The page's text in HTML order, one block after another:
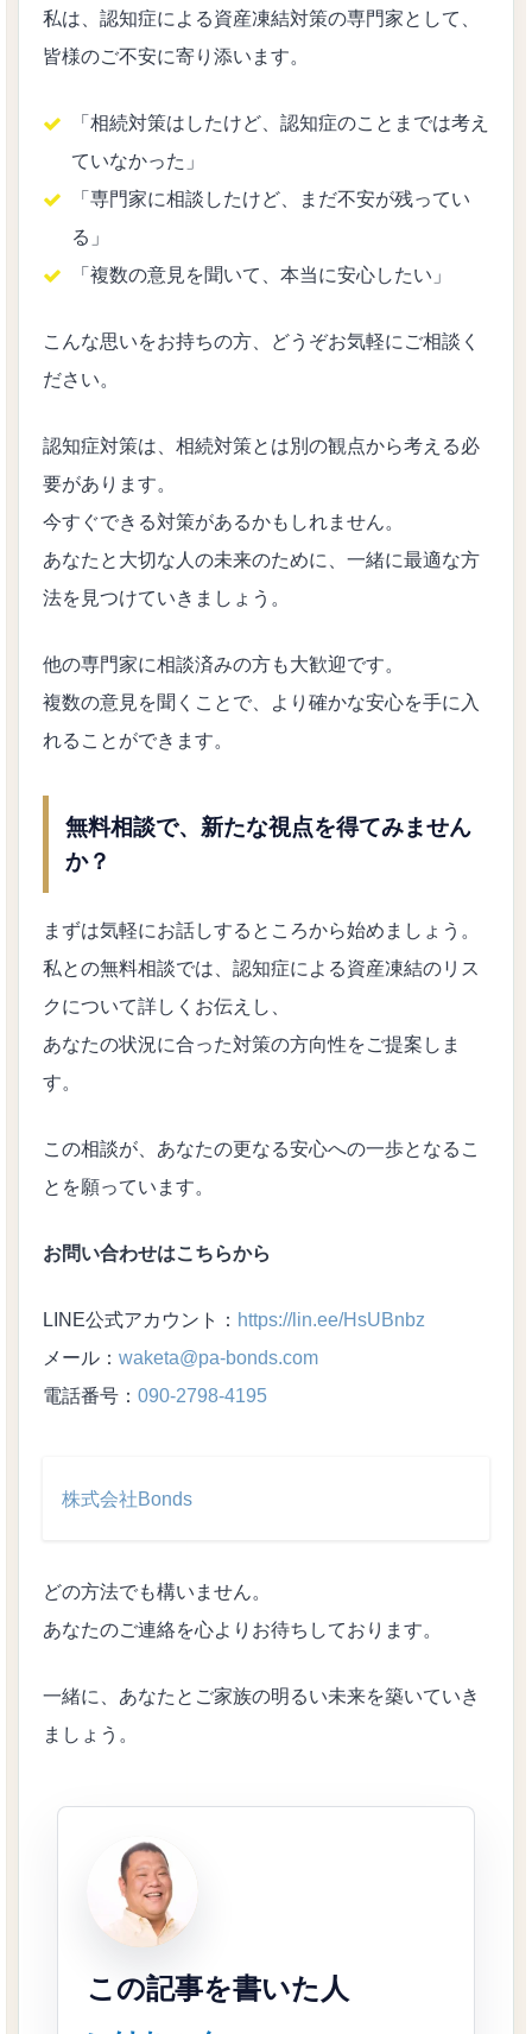
私は、認知症による資産凍結対策の専門家として、
皆様のご不安に寄り添います。
「相続対策はしたけど、認知症のことまでは考え
ていなかった」
「専門家に相談したけど、まだ不安が残ってい
る」
「複数の意見を聞いて、本当に安心したい」
こんな思いをお持ちの方、どうぞお気軽にご相談く
ださい。
認知症対策は、相続対策とは別の観点から考える必
要があります。
今すぐできる対策があるかもしれません。
あなたと大切な人の未来のために、一緒に最適な方
法を見つけていきましょう。
他の専門家に相談済みの方も大歓迎です。
複数の意見を聞くことで、より確かな安心を手に入
れることができます。
無料相談で、新たな視点を得てみません
か？
まずは気軽にお話しするところから始めましょう。
私との無料相談では、認知症による資産凍結のリス
クについて詳しくお伝えし、
あなたの状況に合った対策の方向性をご提案しま
す。
この相談が、あなたの更なる安心への一歩となるこ
とを願っています。
お問い合わせはこちらから
LINE公式アカウント： https://lin.ee/HsUBnbz
メール： waketa@pa-bonds.com
電話番号： 090-2798-4195
株式会社Bonds
どの方法でも構いません。
あなたのご連絡を心よりお待ちしております。
一緒に、あなたとご家族の明るい未来を築いていき
ましょう。
この記事を書いた人